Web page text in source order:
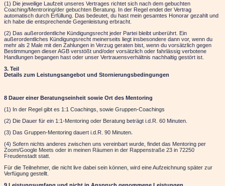
(1) Die jeweilige Laufzeit unseres Vertrages richtet sich nach dem gebuchten
Coaching/Mentroring/der gebuchten Beratung. In der Regel endet der Vertrag
automatisch durch Erfüllung. Das bedeutet, du hast mein gesamtes Honorar gezahlt und
ich habe die entsprechende Gegenleistung erbracht.
(2) Das außerordentliche Kündigungsrecht jeder Partei bleibt unberührt. Ein
außerordentliches Kündigungsrecht meinerseits liegt insbesondere dann vor, wenn du
mehr als 2 Male mit den Zahlungen in Verzug geraten bist, wenn du vorsätzlich gegen
Bestimmungen dieser AGB verstößt und/oder vorsätzlich oder fahrlässig verbotene
Handlungen begangen hast oder unser Vertrauensverhältnis nachhaltig gestört ist.
3. Teil
Details zum Leistungsangebot und Stornierungsbedingungen
8 Dauer einer Beratungseinheit sowie Ort des Mentoring
(1) In der Regel gibt es 1:1 Coachings, sowie Gruppen-Coachings
(2) Die Dauer für ein 1:1-Mentoring oder Beratung beträgt i.d.R. 60 Minuten.
(3) Das Gruppen-Mentoring dauert i.d.R. 90 Minuten.
(4) Sofern nichts anderes zwischen uns vereinbart wurde, findet das Mentoring per
Zoom/Google Meets oder in meinen Räumen in der Rappenstraße 23 in 72250
Freudenstadt statt.
Für die Teilnehmer, die nicht live dabei sein können, wird eine Aufzeichnung später zur
Verfügung gestellt.